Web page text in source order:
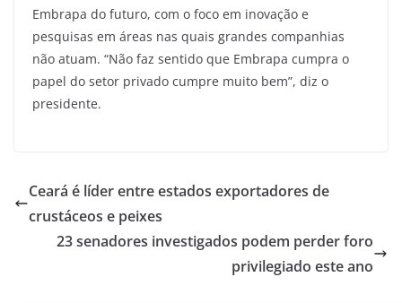
Embrapa do futuro, com o foco em inovação e
pesquisas em áreas nas quais grandes companhias
não atuam. “Não faz sentido que Embrapa cumpra o
papel do setor privado cumpre muito bem”, diz o
presidente.
Ceará é líder entre estados exportadores de
crustáceos e peixes
23 senadores investigados podem perder foro
privilegiado este ano